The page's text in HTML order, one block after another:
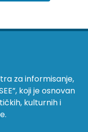
za informisanje,
koji je osnovan
kulturnih i